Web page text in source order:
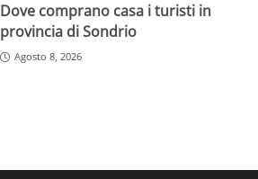
Dove comprano casa i turisti in
provincia di Sondrio
Agosto 8, 2026